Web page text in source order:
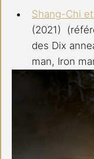
Shang-Chi
(2021)
des Dix
man, Iron